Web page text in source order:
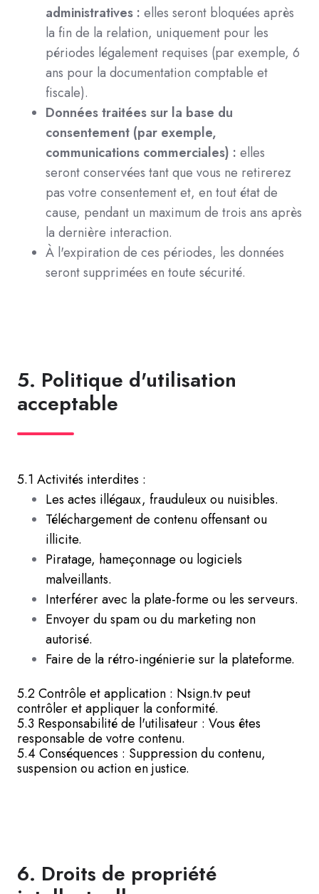
administratives : elles seront bloquées après
la fin de la relation, uniquement pour les
périodes légalement requises (par exemple, 6
ans pour la documentation comptable et
fiscale).
Données traitées sur la base du
consentement (par exemple,
communications commerciales) : elles
seront conservées tant que vous ne retirerez
pas votre consentement et, en tout état de
cause, pendant un maximum de trois ans après
la dernière interaction.
À l'expiration de ces périodes, les données
seront supprimées en toute sécurité.
5. Politique d'utilisation
acceptable
5.1 Activités interdites :
Les actes illégaux, frauduleux ou nuisibles.
Téléchargement de contenu offensant ou
illicite.
Piratage, hameçonnage ou logiciels
malveillants.
Interférer avec la plate-forme ou les serveurs.
Envoyer du spam ou du marketing non
autorisé.
Faire de la rétro-ingénierie sur la plateforme.
5.2 Contrôle et application : Nsign.tv peut
contrôler et appliquer la conformité.
5.3 Responsabilité de l'utilisateur : Vous êtes
responsable de votre contenu.
5.4 Conséquences : Suppression du contenu,
suspension ou action en justice.
6. Droits de propriété